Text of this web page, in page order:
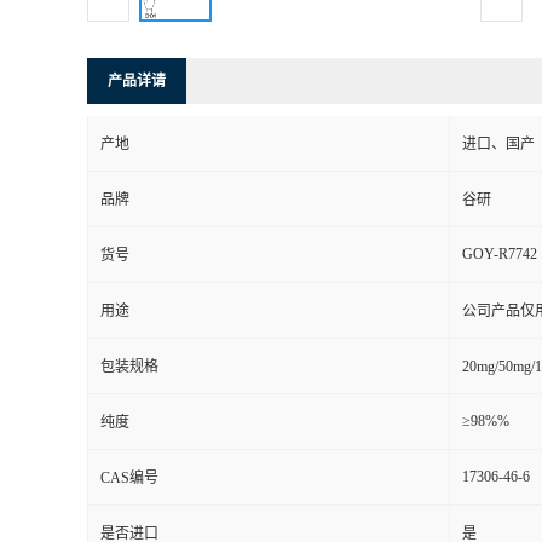
产品详请
产地 进口、国产
品牌 谷研
货号 GOY-R7742
用途 公司产品仅
包装规格 20mg/50mg/
纯度 ≥98%%
CAS编号 17306-46-6
是否进口 是